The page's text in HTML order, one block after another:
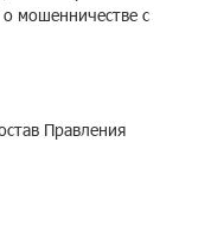
мошенничестве с
Правления